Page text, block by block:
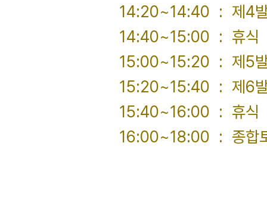
14:20~14:40 : 제4발
14:40~15:00 : 휴식
15:00~15:20 : 제5발
15:20~15:40 : 제6발
15:40~16:00 : 휴식
16:00~18:00 : 종합